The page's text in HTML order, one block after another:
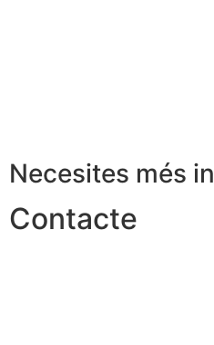
Necesites més
Contacte